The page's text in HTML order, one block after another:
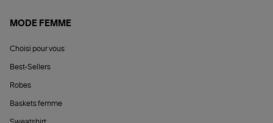
MODE FEMME
Choisi pour vous
Best-Sellers
Robes
Baskets femme
Sweatshirt